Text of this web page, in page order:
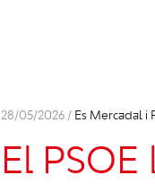
28/05/2026 / Es Mercadal i
El